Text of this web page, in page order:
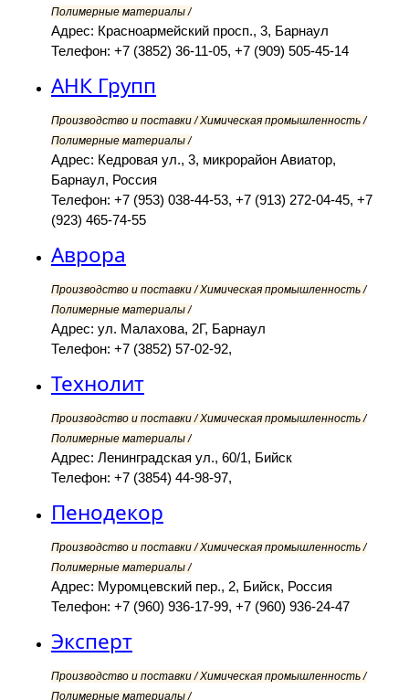
Полимерные материалы /
Адрес: Красноармейский просп., 3, Барнаул
Телефон: +7 (3852) 36-11-05, +7 (909) 505-45-14
АНК Групп
Производство и поставки / Химическая промышленность /
Полимерные материалы /
Адрес: Кедровая ул., 3, микрорайон Авиатор,
Барнаул, Россия
Телефон: +7 (953) 038-44-53, +7 (913) 272-04-45, +7
(923) 465-74-55
Аврора
Производство и поставки / Химическая промышленность /
Полимерные материалы /
Адрес: ул. Малахова, 2Г, Барнаул
Телефон: +7 (3852) 57-02-92,
Технолит
Производство и поставки / Химическая промышленность /
Полимерные материалы /
Адрес: Ленинградская ул., 60/1, Бийск
Телефон: +7 (3854) 44-98-97,
Пенодекор
Производство и поставки / Химическая промышленность /
Полимерные материалы /
Адрес: Муромцевский пер., 2, Бийск, Россия
Телефон: +7 (960) 936-17-99, +7 (960) 936-24-47
Эксперт
Производство и поставки / Химическая промышленность /
Полимерные материалы /